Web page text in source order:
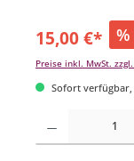
15,00 €* %
Preise inkl. MwSt.
Sofort verfügbar,
Produkt Anzahl: Gib